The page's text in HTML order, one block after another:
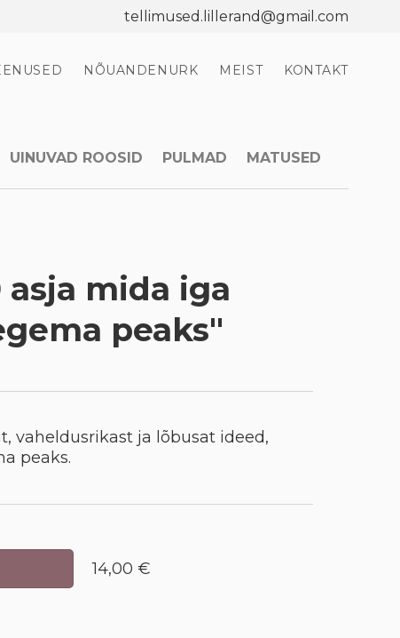
tellimused.lillerand@gmail.com
NÕUANDENURK MEIST KONTAKT
UINUVAD ROOSID PULMAD MATUSED
asja mida iga
peaks"
vaheldusrikast ja lõbusat ideed,
peaks.
14,00 €